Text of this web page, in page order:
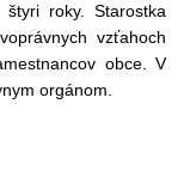
roky. Starostka
vzťahoch
obce. V
orgánom.